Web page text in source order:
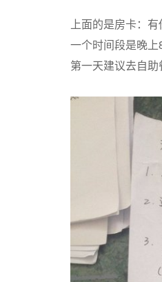
上面的是房卡：
一个时间段是晚上
第一天建议去自助